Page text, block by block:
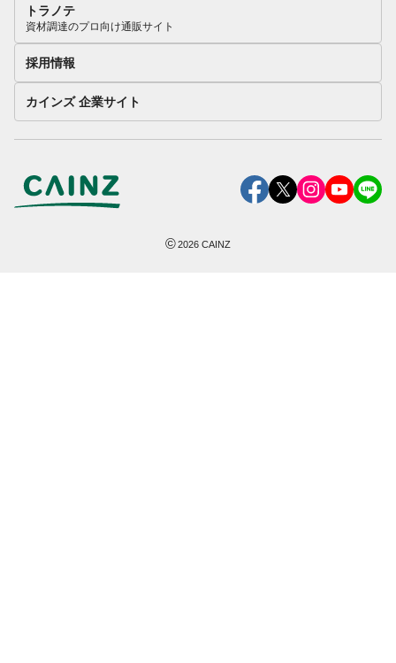
トラノテ
資材調達のプロ向け通販サイト
採用情報
カインズ 企業サイト
©2026 CAINZ